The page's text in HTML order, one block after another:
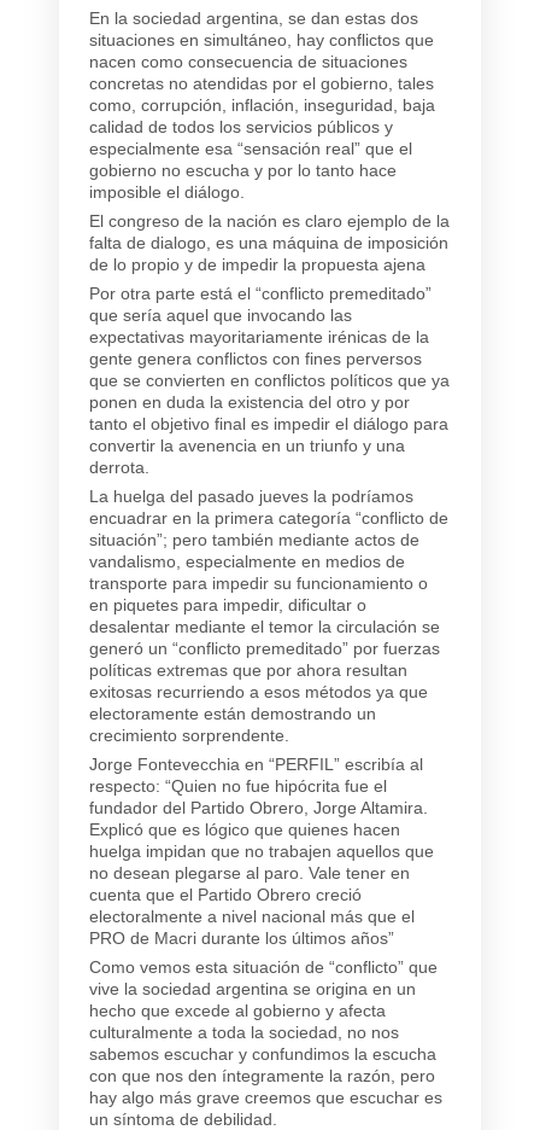
En la sociedad argentina, se dan estas dos
situaciones en simultáneo, hay conflictos que
nacen como consecuencia de situaciones
concretas no atendidas por el gobierno, tales
como, corrupción, inflación, inseguridad, baja
calidad de todos los servicios públicos y
especialmente esa “sensación real” que el
gobierno no escucha y por lo tanto hace
imposible el diálogo.
El congreso de la nación es claro ejemplo de la
falta de dialogo, es una máquina de imposición
de lo propio y de impedir la propuesta ajena
Por otra parte está el “conflicto premeditado”
que sería aquel que invocando las
expectativas mayoritariamente irénicas de la
gente genera conflictos con fines perversos
que se convierten en conflictos políticos que ya
ponen en duda la existencia del otro y por
tanto el objetivo final es impedir el diálogo para
convertir la avenencia en un triunfo y una
derrota.
La huelga del pasado jueves la podríamos
encuadrar en la primera categoría “conflicto de
situación”; pero también mediante actos de
vandalismo, especialmente en medios de
transporte para impedir su funcionamiento o
en piquetes para impedir, dificultar o
desalentar mediante el temor la circulación se
generó un “conflicto premeditado” por fuerzas
políticas extremas que por ahora resultan
exitosas recurriendo a esos métodos ya que
electoramente están demostrando un
crecimiento sorprendente.
Jorge Fontevecchia en “PERFIL” escribía al
respecto: “Quien no fue hipócrita fue el
fundador del Partido Obrero, Jorge Altamira.
Explicó que es lógico que quienes hacen
huelga impidan que no trabajen aquellos que
no desean plegarse al paro. Vale tener en
cuenta que el Partido Obrero creció
electoralmente a nivel nacional más que el
PRO de Macri durante los últimos años”
Como vemos esta situación de “conflicto” que
vive la sociedad argentina se origina en un
hecho que excede al gobierno y afecta
culturalmente a toda la sociedad, no nos
sabemos escuchar y confundimos la escucha
con que nos den íntegramente la razón, pero
hay algo más grave creemos que escuchar es
un síntoma de debilidad.